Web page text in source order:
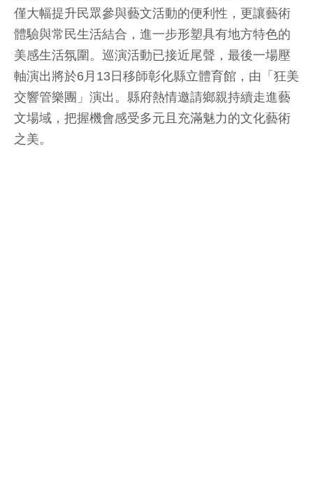
僅大幅提升民眾參與藝文活動的便利性，更讓藝術
體驗與常民生活結合，進一步形塑具有地方特色的
美感生活氛圍。巡演活動已接近尾聲，最後一場壓
軸演出將於6月13日移師彰化縣立體育館，由「狂美
交響管樂團」演出。縣府熱情邀請鄉親持續走進藝
文場域，把握機會感受多元且充滿魅力的文化藝術
之美。